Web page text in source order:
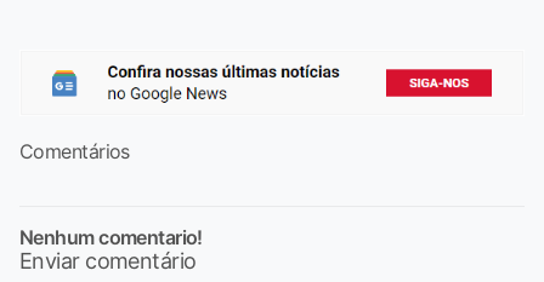
Comentários
Nenhum comentario!
Enviar comentário